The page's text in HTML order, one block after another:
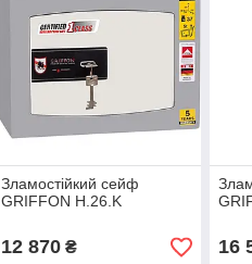
Зламостійкий сейф
GRIFFON H.26.K
12 870₴ 16